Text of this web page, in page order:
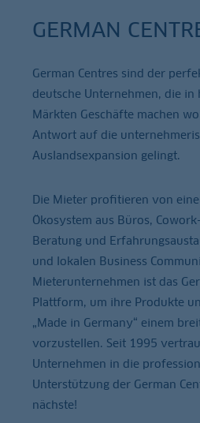
GERMAN
German Centres sind der
deutsche Unternehmen, die
Märkten Geschäfte machen
Antwort auf die
Auslandsexpansion gelingt.
Die Mieter profitieren von
Ökosystem aus Büros,
Beratung und
und lokalen Business
Mieterunternehmen ist das
Plattform, um ihre Produkte
„Made in Germany“ einem
vorzustellen. Seit 1995
Unternehmen in die
Unterstützung der German
nächste!